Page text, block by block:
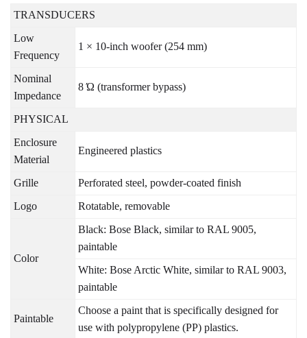
TRANSDUCERS
Low
Frequency
1 × 10-inch woofer (254 mm)
Nominal
Impedance
8 Ώ (transformer bypass)
PHYSICAL
Enclosure
Material
Engineered plastics
Grille
Perforated steel, powder-coated finish
Logo
Rotatable, removable
Color
Black: Bose Black, similar to RAL 9005,
paintable
White: Bose Arctic White, similar to RAL 9003,
paintable
Paintable
Choose a paint that is specifically designed for
use with polypropylene (PP) plastics.